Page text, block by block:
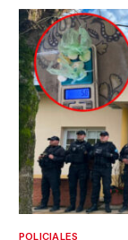
POLICIALES